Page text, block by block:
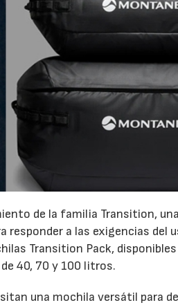
de la familia Transition,
responder a las exigencias del
Transition Pack, disponibles
40, 70 y 100 litros.
una mochila versátil para